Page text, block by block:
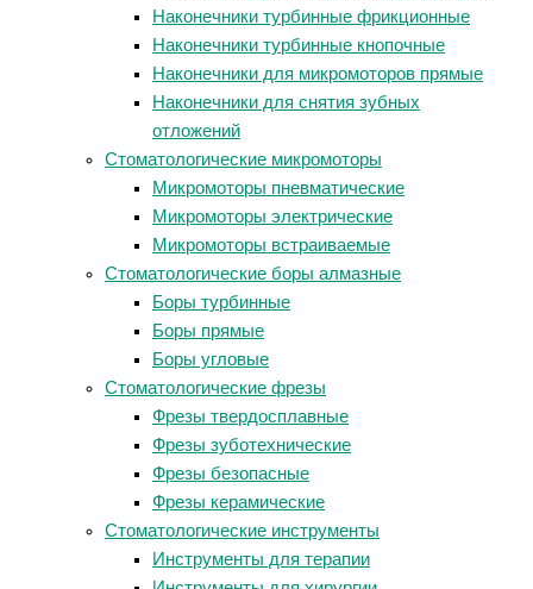
Наконечники турбинные фрикционные
Наконечники турбинные кнопочные
Наконечники для микромоторов прямые
Наконечники для снятия зубных
отложений
Стоматологические микромоторы
Микромоторы пневматические
Микромоторы электрические
Микромоторы встраиваемые
Стоматологические боры алмазные
Боры турбинные
Боры прямые
Боры угловые
Стоматологические фрезы
Фрезы твердосплавные
Фрезы зуботехнические
Фрезы безопасные
Фрезы керамические
Стоматологические инструменты
Инструменты для терапии